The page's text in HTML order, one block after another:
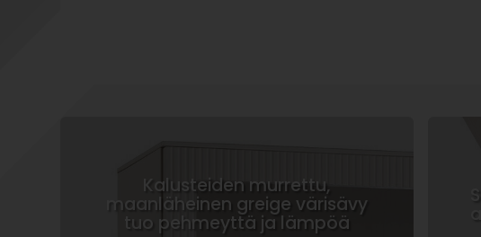
Kalusteiden murrettu,
maanläheinen greige värisävy
tuo pehmeyttä ja lämpöä